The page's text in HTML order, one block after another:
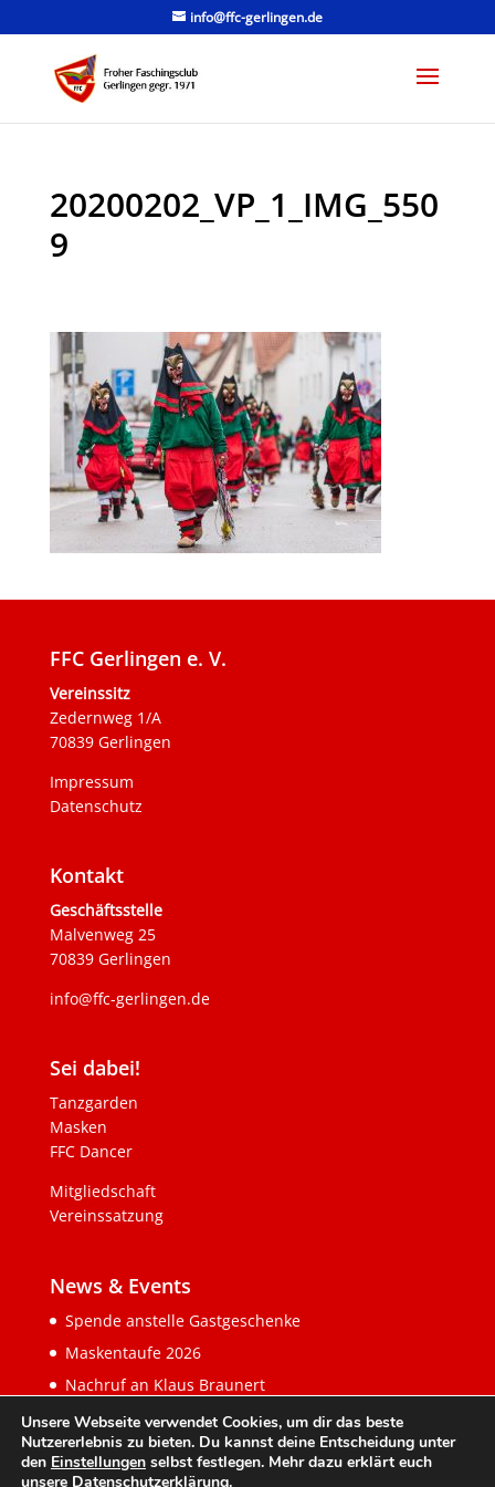
info@ffc-gerlingen.de
20200202_VP_1_IMG_550
9
FFC Gerlingen e. V.
Vereinssitz
Zedernweg 1/A
70839 Gerlingen
Impressum
Datenschutz
Kontakt
Geschäftsstelle
Malvenweg 25
70839 Gerlingen
info@ffc-gerlingen.de
Sei dabei!
Tanzgarden
Masken
FFC Dancer
Mitgliedschaft
Vereinssatzung
News & Events
Spende anstelle Gastgeschenke
Maskentaufe 2026
Nachruf an Klaus Braunert
Unsere Webseite verwendet Cookies, um dir das beste
Nutzererlebnis zu bieten. Du kannst deine Entscheidung unter
den Einstellungen selbst festlegen. Mehr dazu erklärt euch
unsere Datenschutzerklärung.